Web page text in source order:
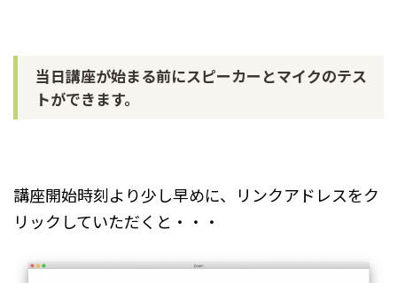
当日講座が始まる前にスピーカーとマイクのテス
トができます。
講座開始時刻より少し早めに、リンクアドレスをク
リックしていただくと・・・